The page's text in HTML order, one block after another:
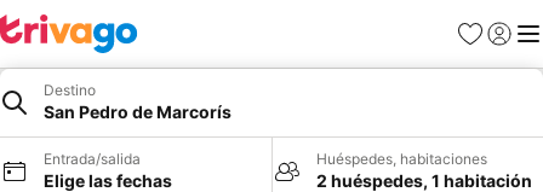
Favoritos
Iniciar
Destino
San Pedro de Marcorís
Entrada/salida
Elige las fechas
Huéspedes, habitaciones
2 huéspedes, 1 habitación